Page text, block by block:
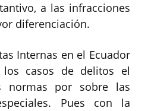
a las infracciones
diferenciación.
Internas en el Ecuador
casos de delitos el
normas por sobre las
Pues con la